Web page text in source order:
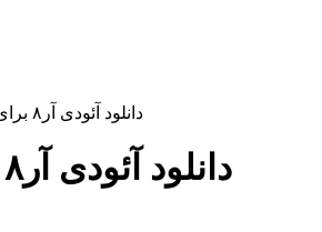
[VIP] دانلود آئودی آر۸ برای فایوام